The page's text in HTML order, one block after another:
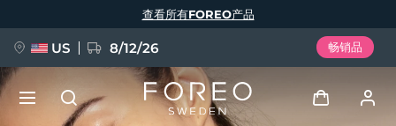
查看所有FOREO产品
US 8/12/26 畅销品